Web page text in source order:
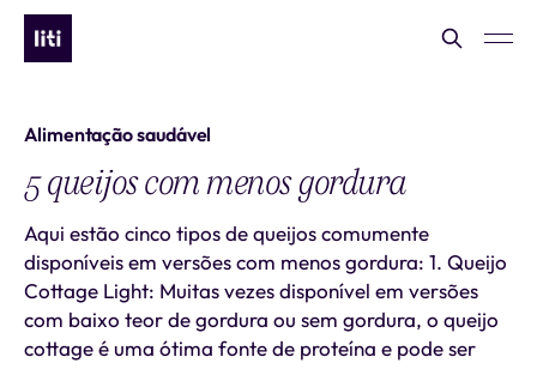
Alimentação saudável
5 queijos com menos gordura
Aqui estão cinco tipos de queijos comumente
disponíveis em versões com menos gordura: 1. Queijo
Cottage Light: Muitas vezes disponível em versões
com baixo teor de gordura ou sem gordura, o queijo
cottage é uma ótima fonte de proteína e pode ser